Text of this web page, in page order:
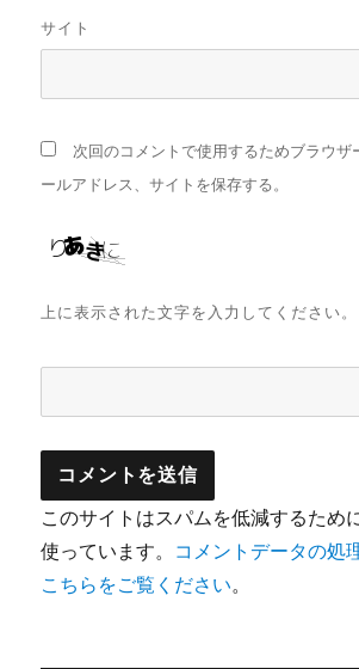
サイト
次回のコメントで使用するためブラウザ
ールアドレス、サイトを保存する。
上に表示された文字を入力してください。
このサイトはスパムを低減するた
使っています。 コメントデータの処
こちらをご覧ください。